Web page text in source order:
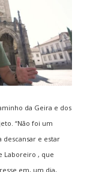
da Geira e dos
“Não foi um
descansar e estar
Laboreiro , que
em, um dia,